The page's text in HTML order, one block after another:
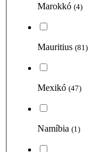
Marokkó (4)
Mauritius (81)
Mexikó (47)
Namíbia (1)